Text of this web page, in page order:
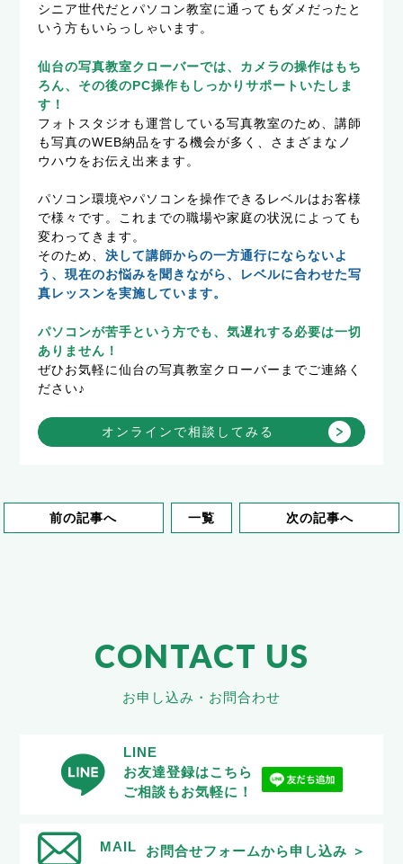
シニア世代だとパソコン教室に通ってもダメだったと
いう方もいらっしゃいます。
仙台の写真教室クローバーでは、カメラの操作はもち
ろん、その後のPC操作もしっかりサポートいたしま
す！
フォトスタジオも運営している写真教室のため、講師
も写真のWEB納品をする機会が多く、さまざまなノ
ウハウをお伝え出来ます。
パソコン環境やパソコンを操作できるレベルはお客様
で様々です。これまでの職場や家庭の状況によっても
変わってきます。
そのため、決して講師からの一方通行にならないよ
う、現在のお悩みを聞きながら、レベルに合わせた写
真レッスンを実施しています。
パソコンが苦手という方でも、気遅れする必要は一切
ありません！
ぜひお気軽に仙台の写真教室クローバーまでご連絡く
ださい♪
オンラインで相談してみる
前の記事へ 一覧 次の記事へ
CONTACT US
お申し込み・お問合わせ
LINE
お友達登録はこちら
ご相談もお気軽に！
MAIL お問合せフォームから申し込み ＞